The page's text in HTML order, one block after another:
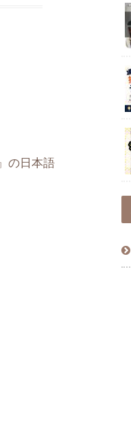
の日本語